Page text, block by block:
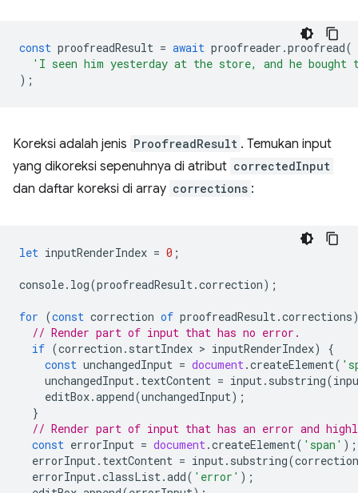
const proofreadResult = await proofreader .proofread(
'I seen him yesterday at the store, and he
);
Koreksi adalah jenis ProofreadResult . Temukan input
yang dikoreksi sepenuhnya di atribut correctedInput
dan daftar koreksi di array corrections :
let inputRenderIndex = 0 ;
console. log(proofreadResult.correction);
for (const correction of proofreadResult.corrections
// Render part of input that has no error.
if (correction . startIndex > inputRenderIndex)
{
const unchangedInput = document.createElement(
unchangedInput. textContent = input. substring(
editBox.append(unchangedInput);
}
// Render part of input that has an error and
const errorInput = document.createElement( 'span' );
errorInput. textContent = input. substring(correction
errorInput.classList.add( 'error' );